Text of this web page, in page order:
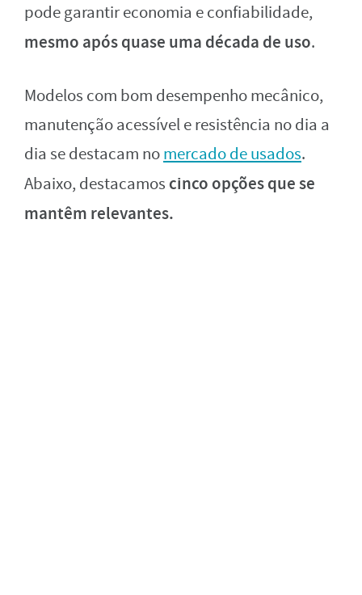
pode garantir economia e confiabilidade,
mesmo após quase uma década de uso.
Modelos com bom desempenho mecânico,
manutenção acessível e resistência no dia a
dia se destacam nomercado de usados.
Abaixo, destacamos cinco opções que se
mantêm relevantes.